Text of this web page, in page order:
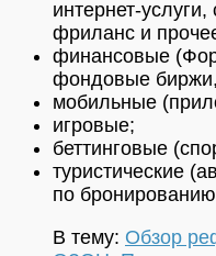
интернет-
фриланс и
финансовые
фондовые
мобильные
игровые;
беттинговые
туристические
по
В тему: Обзор